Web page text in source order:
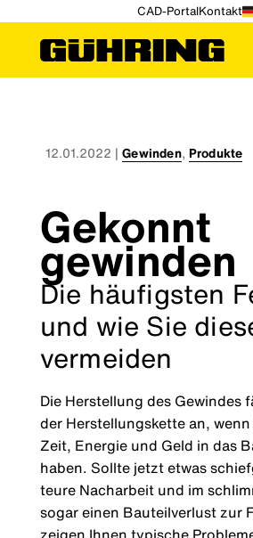
CAD-PortalKontakt
12.01.2022 |Gewinden, Produkte
Gekonnt
gewinden
Die häufigsten
und wie Sie
vermeiden
Die Herstellung des Gewindes
der Herstellungskette an,
Zeit, Energie und Geld in das
haben. Sollte jetzt etwas
teure Nacharbeit und im
sogar einen Bauteilverlust zur